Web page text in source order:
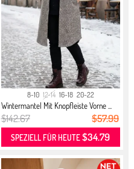
8-10 12-14 16-18 20-22
Wintermantel Mit Knopfleiste Vorne ...
$142.67 $57.99
SPEZIELL FÜR HEUTE$34.79